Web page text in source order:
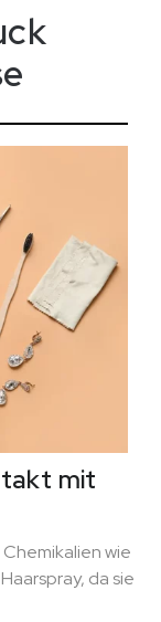
e
mit
wie
da sie